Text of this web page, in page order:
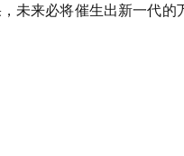
未来必将催生出新一代的